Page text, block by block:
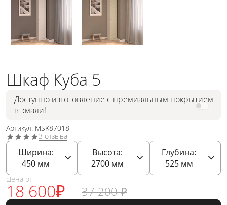
Шкаф Куба 5
Доступно изготовление с премиальным покрытием
в эмали!
Артикул: MSK87018
3 отзыва
Ширина:
450 мм
Высота:
2700мм
Глубина:
525мм
Цена от
18 600₽ 37 200 ₽